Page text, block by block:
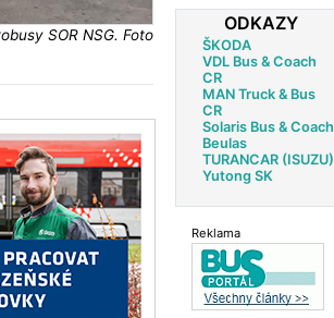
SOR NSG. Foto
ODKAZY
ŠKODA
VDL Bus & Coach
CR
MAN Truck & Bus
CR
Solaris Bus & Coach
Beulas
TURANCAR (ISUZU)
Yutong SK
Reklama